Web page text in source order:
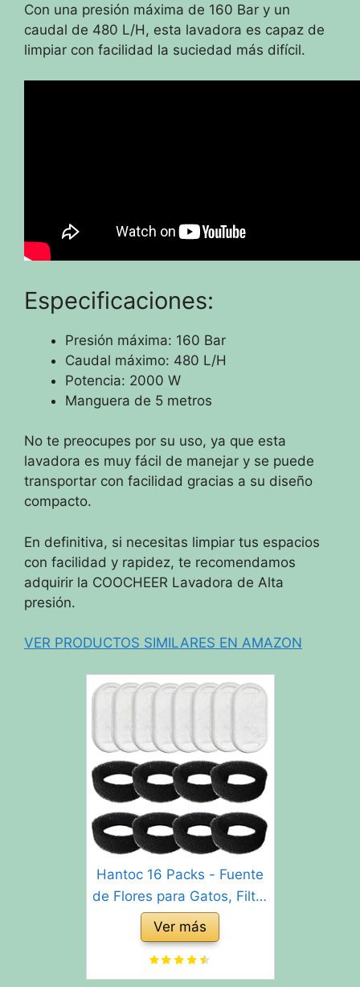
Con una presión máxima de 160 Bar y un
caudal de 480 L/H, esta lavadora es capaz de
limpiar con facilidad la suciedad más difícil.
Especificaciones:
Presión máxima: 160 Bar
Caudal máximo: 480 L/H
Potencia: 2000 W
Manguera de 5 metros
No te preocupes por su uso, ya que esta
lavadora es muy fácil de manejar y se puede
transportar con facilidad gracias a su diseño
compacto.
En definitiva, si necesitas limpiar tus espacios
con facilidad y rapidez, te recomendamos
adquirir la COOCHEER Lavadora de Alta
presión.
VER PRODUCTOS SIMILARES EN AMAZON
Hantoc 16 Packs - Fuente
de Flores para Gatos, Filtro
de carbón de 8 Piezas y
Esponja de Espuma para
Gatos de Acero Inoxidable
PLWF003 con Resina y
Ver más